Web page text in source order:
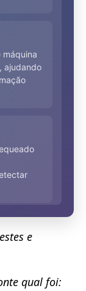
máquina
ajudando
e
qual foi: